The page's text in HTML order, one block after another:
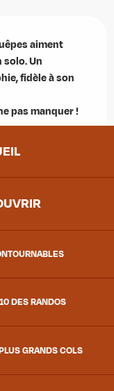
DES RANDOS
GRANDS COLS
aiment
Un
fidèle à son
pas manquer !
CAMPERO.